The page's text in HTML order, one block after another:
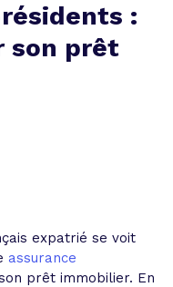
:
son prêt
expatrié se voit
assurance
prêt immobilier. En